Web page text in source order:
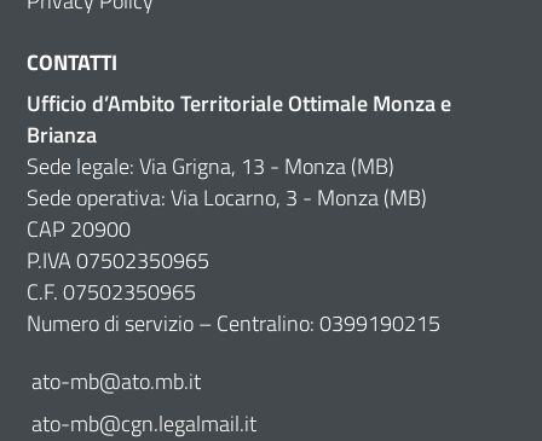
CONTATTI
Ufficio d’Ambito Territoriale Ottimale Monza e
Brianza
Sede legale: Via Grigna, 13 - Monza (MB)
Sede operativa: Via Locarno, 3 - Monza (MB)
CAP 20900
P.IVA 07502350965
C.F. 07502350965
Numero di servizio – Centralino: 0399190215
ato-mb@ato.mb.it
ato-mb@cgn.legalmail.it